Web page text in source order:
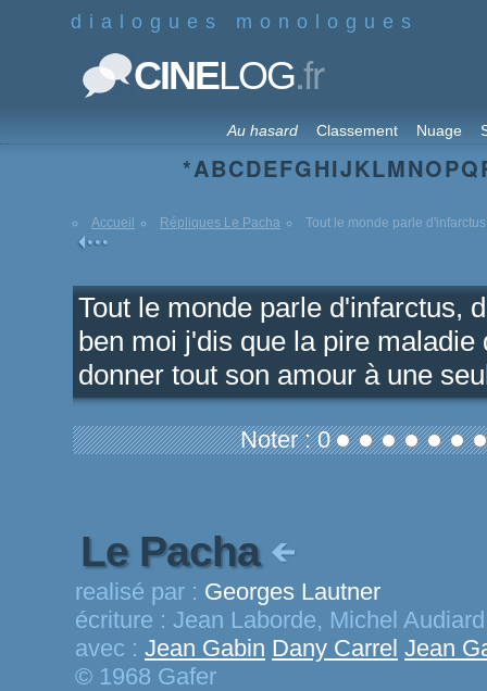
dialogues monologues
CINELOG.fr
Au hasard Classement Nuage
*ABCDEFGHIJKLMNOPQ
Accueil Répliques Le Pacha Tout le monde parle
Tout le monde parle d'infarctus,
ben moi j'dis que la pire
donner tout son amour à une
Noter : 0
Le Pacha
realisé par : Georges Lautner
écriture : Jean Laborde, Michel
avec : Jean Gabin Dany Carrel Jean
© 1968 Gafer